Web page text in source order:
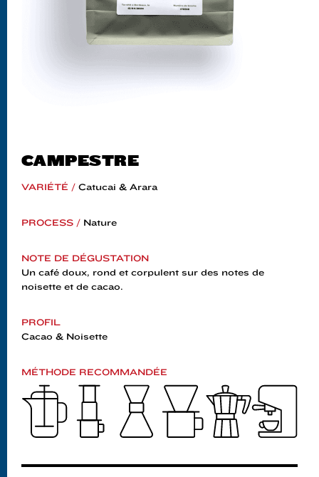
CAMPESTRE
VARIÉTÉ / Catucai & Arara
PROCESS / Nature
NOTE DE DÉGUSTATION
Un café doux, rond et corpulent sur des notes de
noisette et de cacao.
PROFIL
Cacao & Noisette
MÉTHODE RECOMMANDÉE